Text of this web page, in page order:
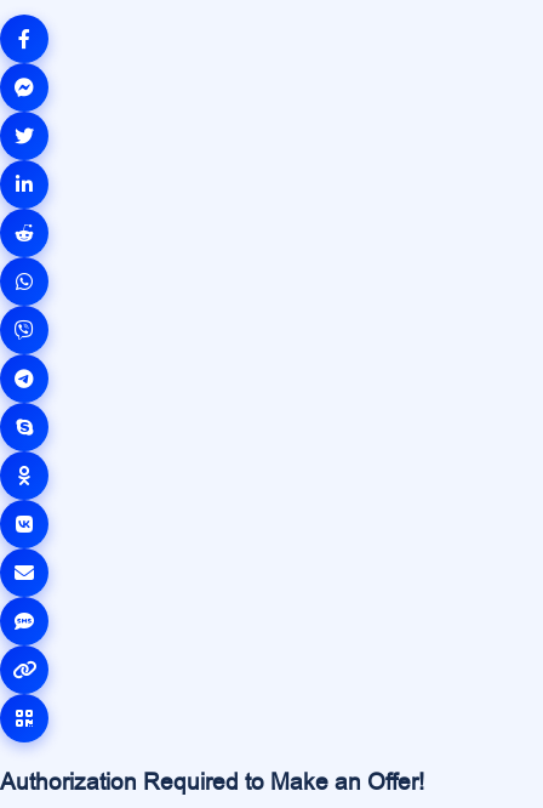
Authorization Required to Make an Offer!